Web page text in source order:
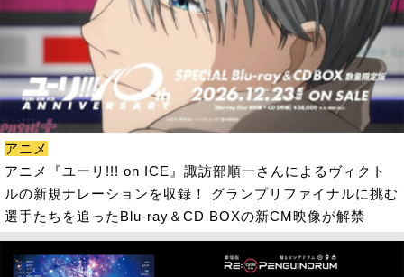
アニメ
アニメ『ユーリ!!! on ICE』諏訪部順一さんによるヴィクト
ルの新規ナレーションを収録！ グランプリファイナルに挑む
選手たちを追ったBlu-ray＆CD BOXの新CM映像が解禁